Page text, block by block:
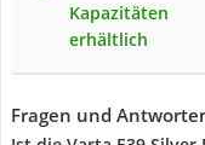
Kapazitäten
erhältlich
Fragen und